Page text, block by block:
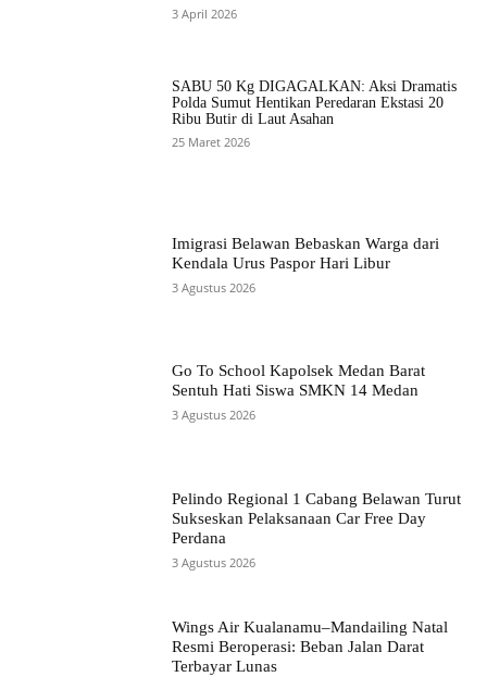
3 April 2026
SABU 50 Kg DIGAGALKAN: Aksi Dramatis
Polda Sumut Hentikan Peredaran Ekstasi 20
Ribu Butir di Laut Asahan
25 Maret 2026
Imigrasi Belawan Bebaskan Warga dari
Kendala Urus Paspor Hari Libur
3 Agustus 2026
Go To School Kapolsek Medan Barat
Sentuh Hati Siswa SMKN 14 Medan
3 Agustus 2026
Pelindo Regional 1 Cabang Belawan Turut
Sukseskan Pelaksanaan Car Free Day
Perdana
3 Agustus 2026
Wings Air Kualanamu–Mandailing Natal
Resmi Beroperasi: Beban Jalan Darat
Terbayar Lunas